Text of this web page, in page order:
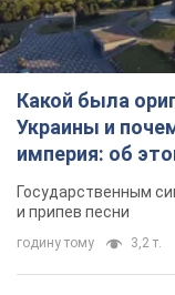
Какой была
Украины и
империя: об
Государственным
и припев песни
годину тому 3,2 т.